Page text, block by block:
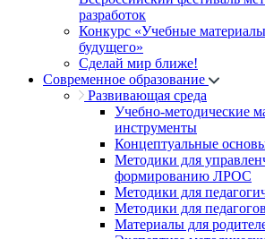
разработок
Конкурс «Учебные
будущего»
Сделай мир ближе!
Современное образование
Развивающая среда
Учебно-методические
инструменты
Концептуальные
Методики для
формированию ЛРОС
Методики для
Методики для
Материалы для